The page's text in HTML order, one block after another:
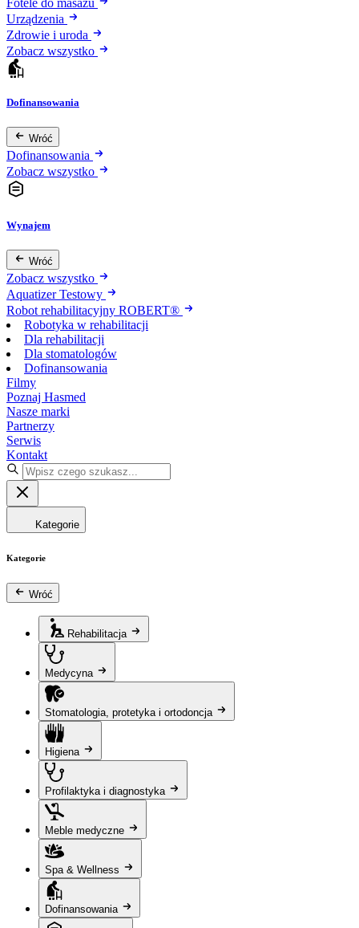
Fotele do masażu
Urządzenia
Zdrowie i uroda
Zobacz wszystko
Dofinansowania
Wróć
Dofinansowania
Zobacz wszystko
Wynajem
Wróć
Zobacz wszystko
Aquatizer Testowy
Robot rehabilitacyjny ROBERT®
Robotyka w rehabilitacji
Dla rehabilitacji
Dla stomatologów
Dofinansowania
Filmy
Poznaj Hasmed
Nasze marki
Partnerzy
Serwis
Kontakt
Kategorie
Kategorie
Wróć
Rehabilitacja
Medycyna
Stomatologia, protetyka i ortodoncja
Higiena
Profilaktyka i diagnostyka
Meble medyczne
Spa & Wellness
Dofinansowania